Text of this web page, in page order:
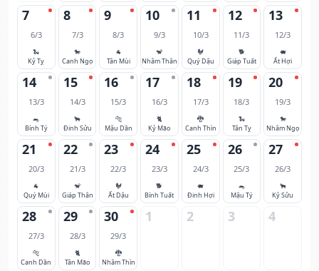
7
6/3
🐍
Kỷ Tỵ
8
7/3
🐎
Canh Ngọ
9
8/3
🐐
Tân Mùi
10
9/3
🐒
Nhâm Thân
11
10/3
🐓
Quý Dậu
12
11/3
🐕
Giáp Tuất
13
12/3
🐖
Ất Hợi
14
13/3
🐀
Bính Tý
15
14/3
🐂
Đinh Sửu
16
15/3
🐅
Mậu Dần
17
16/3
🐈
Kỷ Mão
18
17/3
🐉
Canh Thìn
19
18/3
🐍
Tân Tỵ
20
19/3
🐎
Nhâm Ngọ
21
20/3
🐐
Quý Mùi
22
21/3
🐒
Giáp Thân
23
22/3
🐓
Ất Dậu
24
23/3
🐕
Bính Tuất
25
24/3
🐖
Đinh Hợi
26
25/3
🐀
Mậu Tý
27
26/3
🐂
Kỷ Sửu
28
27/3
🐅
Canh Dần
29
28/3
🐈
Tân Mão
30
29/3
🐉
Nhâm Thìn
1 2 3 4